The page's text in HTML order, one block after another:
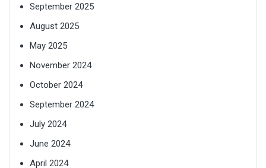
September 2025
August 2025
May 2025
November 2024
October 2024
September 2024
July 2024
June 2024
April 2024